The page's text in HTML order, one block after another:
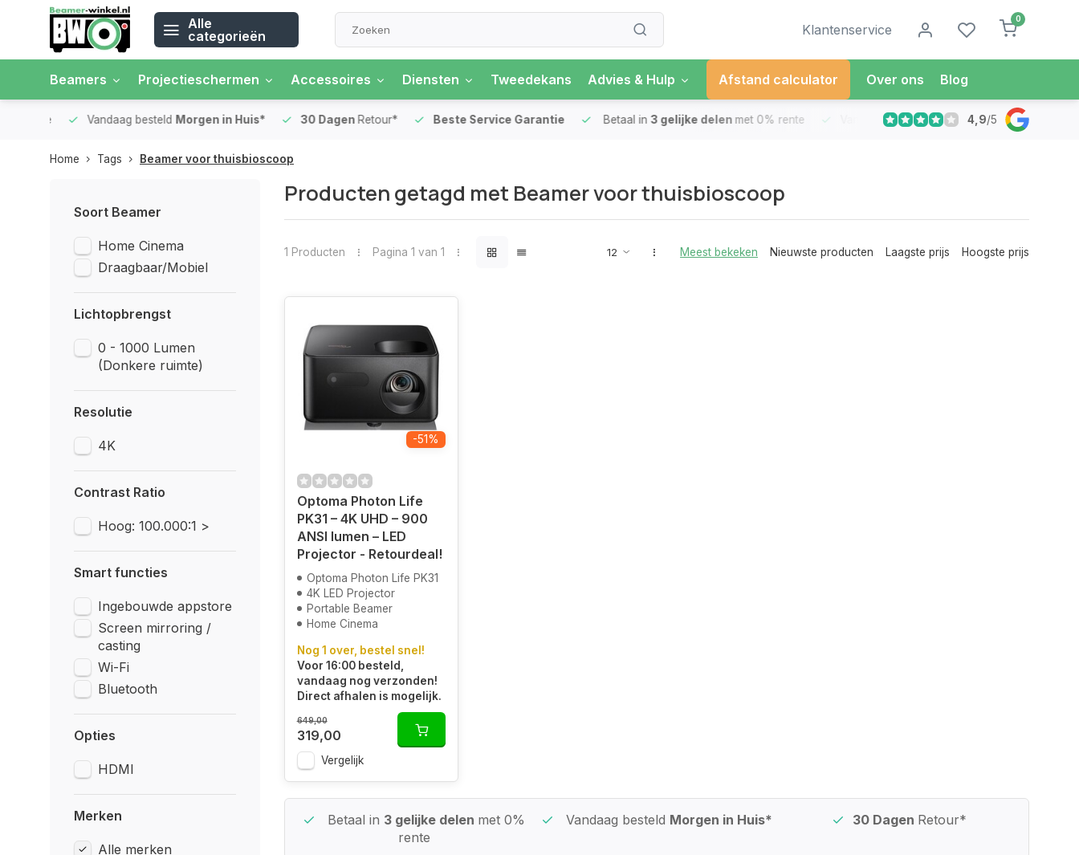
Alle
categorieën
Klantenservice
0
Beamers Projectieschermen Accessoires Diensten Tweedekans Advies & Hulp Afstand calculator Over ons Blog
Vandaag besteldMorgen in Huis* 30 DagenRetour* Beste Service Garantie Betaal in 3 gelijke delen met 0% rente Vandaag besteldMorgen in Huis*
4,9/5
Home Tags Beamer voor thuisbioscoop
Soort Beamer
Home Cinema
Draagbaar/Mobiel
Lichtopbrengst
0 - 1000 Lumen
(Donkere ruimte)
Resolutie
4K
Contrast Ratio
Hoog: 100.000:1 >
Smart functies
Ingebouwde appstore
Screen mirroring /
casting
Wi-Fi
Bluetooth
Opties
HDMI
Merken
Alle merken
Producten getagd met Beamer voor thuisbioscoop
1 Producten Pagina 1 van 1 Meest bekeken Nieuwste producten Laagste prijs Hoogste prijs
-51%
Optoma Photon Life
PK31 – 4K UHD – 900
ANSI lumen – LED
Projector - Retourdeal!
Optoma Photon Life PK31
4K LED Projector
Portable Beamer
Home Cinema
Nog 1 over, bestel snel!
Voor 16:00 besteld,
vandaag nog verzonden!
Direct afhalen is mogelijk.
649,00
319,00
Vergelijk
Beste Service Garantie Betaal in 3 gelijke delen met 0%
rente
Vandaag besteld Morgen in Huis* 30 Dagen Retour*